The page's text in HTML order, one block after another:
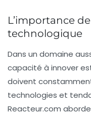
L’importance
technologique
Dans un domaine
capacité à innover
doivent
technologies et
Reacteur.com